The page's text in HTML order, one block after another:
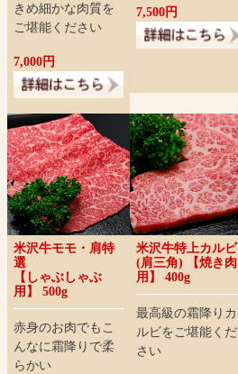
きめ細かな肉質を
ご堪能ください
7,000円
7,500円
米沢牛モモ・肩特
選
【しゃぶしゃぶ
用】 500g
赤身のお肉でもこ
んなに霜降りで柔
らかい
米沢牛特上カルビ
(肩三角) 【焼き肉
用】 400g
最高級の霜降りカ
ルビをご堪能くだ
さい